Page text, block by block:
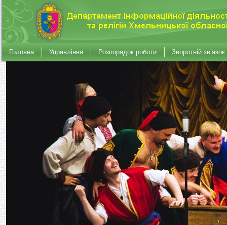
Головна Управління Розпорядок роботи Зворотній зв’язок